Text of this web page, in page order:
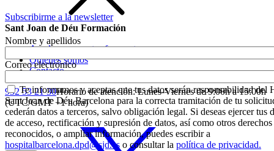
Nombre y apellidos
Correo electrónico
Te informamos y aceptas que tus datos serán responsabilidad del
Sant Joan de Déu Barcelona para la correcta tramitación de tu
cederán datos a terceros, salvo obligación legal. Si deseas ejercer tus
de acceso, rectificación y supresión de datos, así como otros derechos
reconocidos, o ampliar información, puedes escribir a
hospitalbarcelona.dpd@sjd.es o consultar la política de privacidad.
Subscribirme a la newsletter
Sant Joan de Déu Formación
Ayuda y preguntas frecuentes
Quiénes somos
Contacto
932 53 21 30Horario de atención: Lunes-Viernes de 9:00h a 15:00h
(UTC/GMT +1 hora)